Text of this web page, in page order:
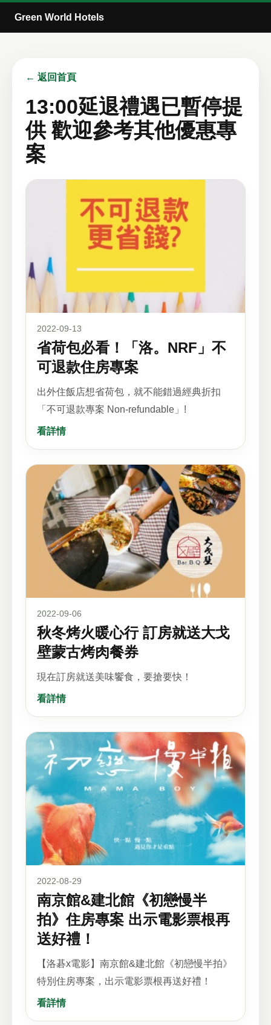
Green World Hotels
← 返回首頁
13:00延退禮遇已暫停提
供 歡迎參考其他優惠專
案
2022-09-13
省荷包必看！「洛。NRF」不
可退款住房專案
出外住飯店想省荷包，就不能錯過經典折扣
「不可退款專案 Non-refundable」!
看詳情
2022-09-06
秋冬烤火暖心行 訂房就送大戈
壁蒙古烤肉餐券
現在訂房就送美味饗食，要搶要快！
看詳情
2022-08-29
南京館&建北館《初戀慢半
拍》住房專案 出示電影票根再
送好禮！
【洛碁x電影】南京館&建北館《初戀慢半拍》
特別住房專案，出示電影票根再送好禮！
看詳情